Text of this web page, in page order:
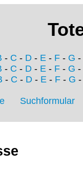
- C - D - E - F - G -
- C - D - E - F - G -
- C - D- E- F- G -
Suchformular